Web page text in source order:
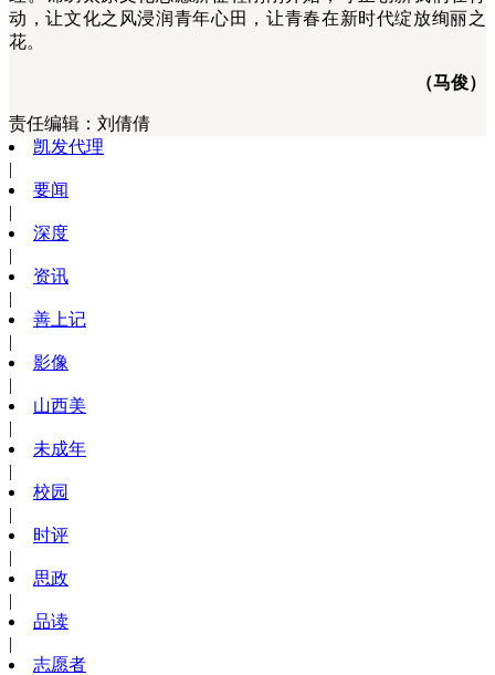
动，让文化之风浸润青年心田，让青春在新时代绽放绚丽之
花。
（马俊）
责任编辑： 刘倩倩
凯发代理
|
要闻
|
深度
|
资讯
|
善上记
|
影像
|
山西美
|
未成年
|
校园
|
时评
|
思政
|
品读
|
志愿者